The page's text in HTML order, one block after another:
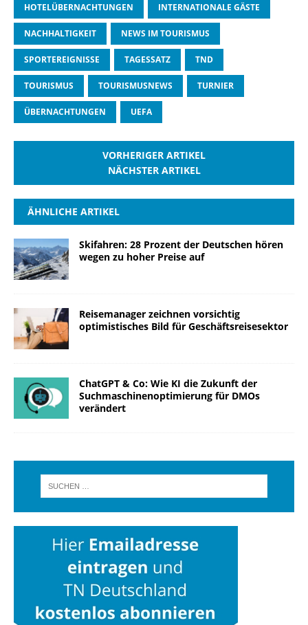
HOTELÜBERNACHTUNGEN INTERNATIONALE GÄSTE
NACHHALTIGKEIT NEWS IM TOURISMUS
SPORTEREIGNISSE TAGESSATZ TND
TOURISMUS TOURISMUSNEWS TURNIER
ÜBERNACHTUNGEN UEFA
VORHERIGER ARTIKEL
NÄCHSTER ARTIKEL
ÄHNLICHE ARTIKEL
Skifahren: 28 Prozent der Deutschen hören
wegen zu hoher Preise auf
Reisemanager zeichnen vorsichtig
optimistisches Bild für Geschäftsreisesektor
ChatGPT & Co: Wie KI die Zukunft der
Suchmaschinenoptimierung für DMOs
verändert